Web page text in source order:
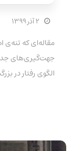
۲ آذر ۱۳۹۹
مقاله‌ای که
الگوی رفتار در